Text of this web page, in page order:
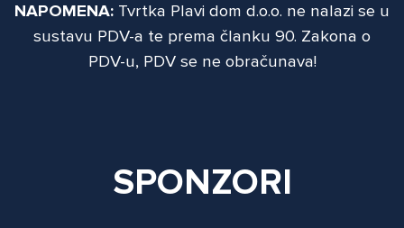
NAPOMENA: Tvrtka Plavi dom d.o.o. ne nalazi se u
sustavu PDV-a te prema članku 90. Zakona o
PDV-u, PDV se ne obračunava!
SPONZORI